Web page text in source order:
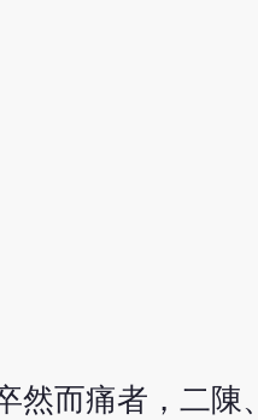
然而痛者，二陳、